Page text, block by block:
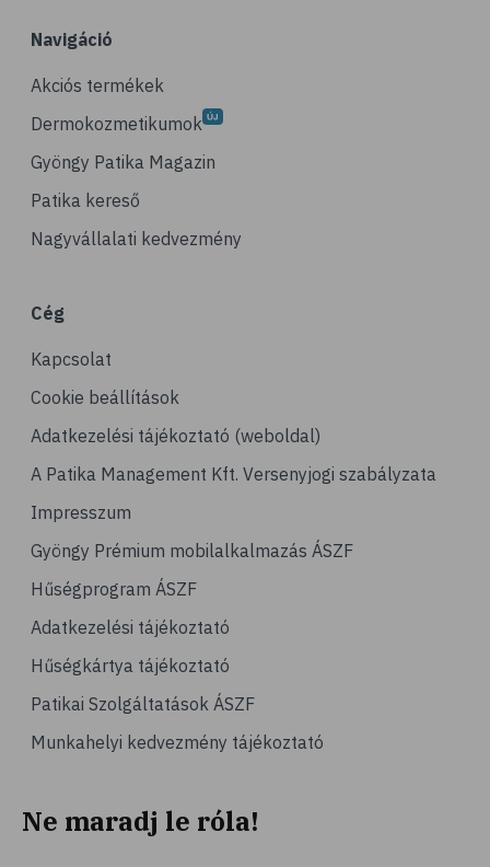
# ásványi anyagok
# reuma
# ízületi fájdalom
# ízületek
# porckopás
# csonttörés
# mozgásszervi problémák
# köszvény
# ínhüvelygyulladás
# tél
# vérnyomásmérés
# kardiológia
# kardiovaszkuláris betegségek
# szív- és érrendszer
# vérnyomás
# mozgás
Navigáció
Akciós termékek
Dermokozmetikumok
Gyöngy Patika Magazin
Patika kereső
Nagyvállalati kedvezmény
Cég
Kapcsolat
Cookie beállítások
Adatkezelési tájékoztató (weboldal)
A Patika Management Kft. Versenyjogi szabályzata
Impresszum
Gyöngy Prémium mobilalkalmazás ÁSZF
Hűségprogram ÁSZF
Adatkezelési tájékoztató
Hűségkártya tájékoztató
Patikai Szolgáltatások ÁSZF
Munkahelyi kedvezmény tájékoztató
Ne maradj le róla!